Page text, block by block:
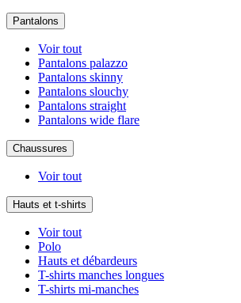
Pantalons
Voir tout
Pantalons palazzo
Pantalons skinny
Pantalons slouchy
Pantalons straight
Pantalons wide flare
Chaussures
Voir tout
Hauts et t-shirts
Voir tout
Polo
Hauts et débardeurs
T-shirts manches longues
T-shirts mi-manches